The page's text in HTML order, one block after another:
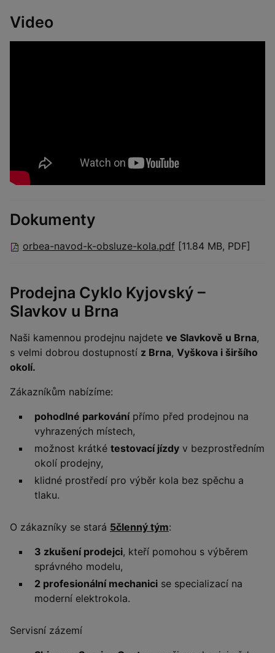
Video
Dokumenty
orbea-navod-k-obsluze-kola.pdf [11.84 MB, PDF]
Prodejna Cyklo Kyjovský –
Slavkov u Brna
Naši kamennou prodejnu najdete ve Slavkově u Brna,
s velmi dobrou dostupností z Brna, Vyškova i širšího
okolí.
Zákazníkům nabízíme:
pohodlné parkovánípřímo před prodejnou na
vyhrazených místech,
možnost krátké testovací jízdy v bezprostředním
okolí prodejny,
klidné prostředí pro výběr kola bez spěchu a
tlaku.
O zákazníky se stará 5členný tým:
3 zkušení prodejci, kteří pomohou s výběrem
správného modelu,
2 profesionální mechanici se specializací na
moderní elektrokola.
Servisní zázemí